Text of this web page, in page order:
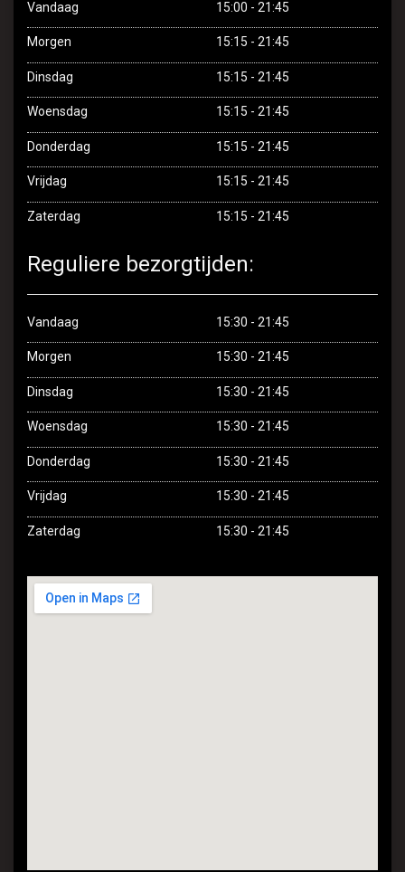
Home
Menu
Bestel online
Allergenen
Login
Vandaag 15:00 - 21:45
Morgen 15:15 - 21:45
Dinsdag 15:15 - 21:45
Woensdag 15:15 - 21:45
Donderdag 15:15 - 21:45
Vrijdag 15:15 - 21:45
Zaterdag 15:15 - 21:45
Reguliere bezorgtijden:
Vandaag 15:30 - 21:45
Morgen 15:30 - 21:45
Dinsdag 15:30 - 21:45
Woensdag 15:30 - 21:45
Donderdag 15:30 - 21:45
Vrijdag 15:30 - 21:45
Zaterdag 15:30 - 21:45